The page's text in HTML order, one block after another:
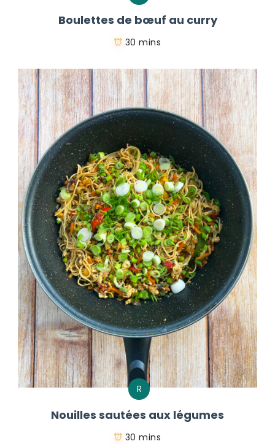
Boulettes de bœuf au curry
30 mins
R
Nouilles sautées aux légumes
30 mins